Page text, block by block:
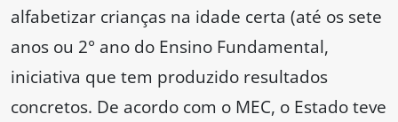
alfabetizar crianças na idade certa (até os sete
anos ou 2° ano do Ensino Fundamental,
iniciativa que tem produzido resultados
concretos. De acordo com o MEC, o Estado teve